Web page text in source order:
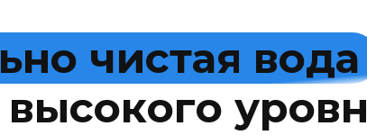
ьно чистая вода
высокого уровн